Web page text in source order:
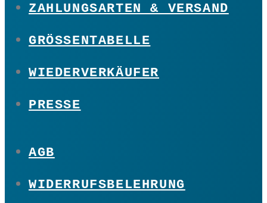
ZAHLUNGSARTEN & VERSAND
GRÖSSENTABELLE
WIEDERVERKÄUFER
PRESSE
AGB
WIDERRUFSBELEHRUNG